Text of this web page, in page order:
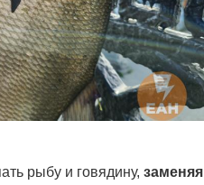
рыбу и говядину, заменяя